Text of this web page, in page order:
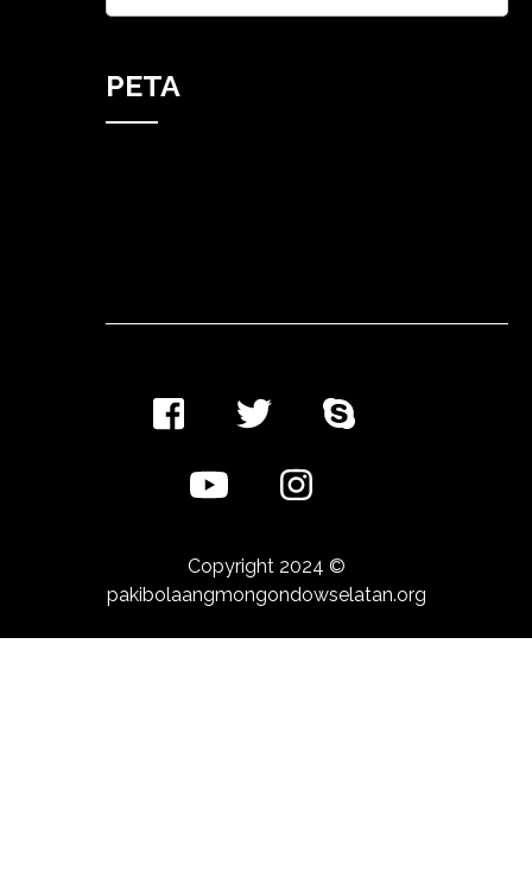
PETA
Copyright 2024 ©
pakibolaangmongondowselatan.org